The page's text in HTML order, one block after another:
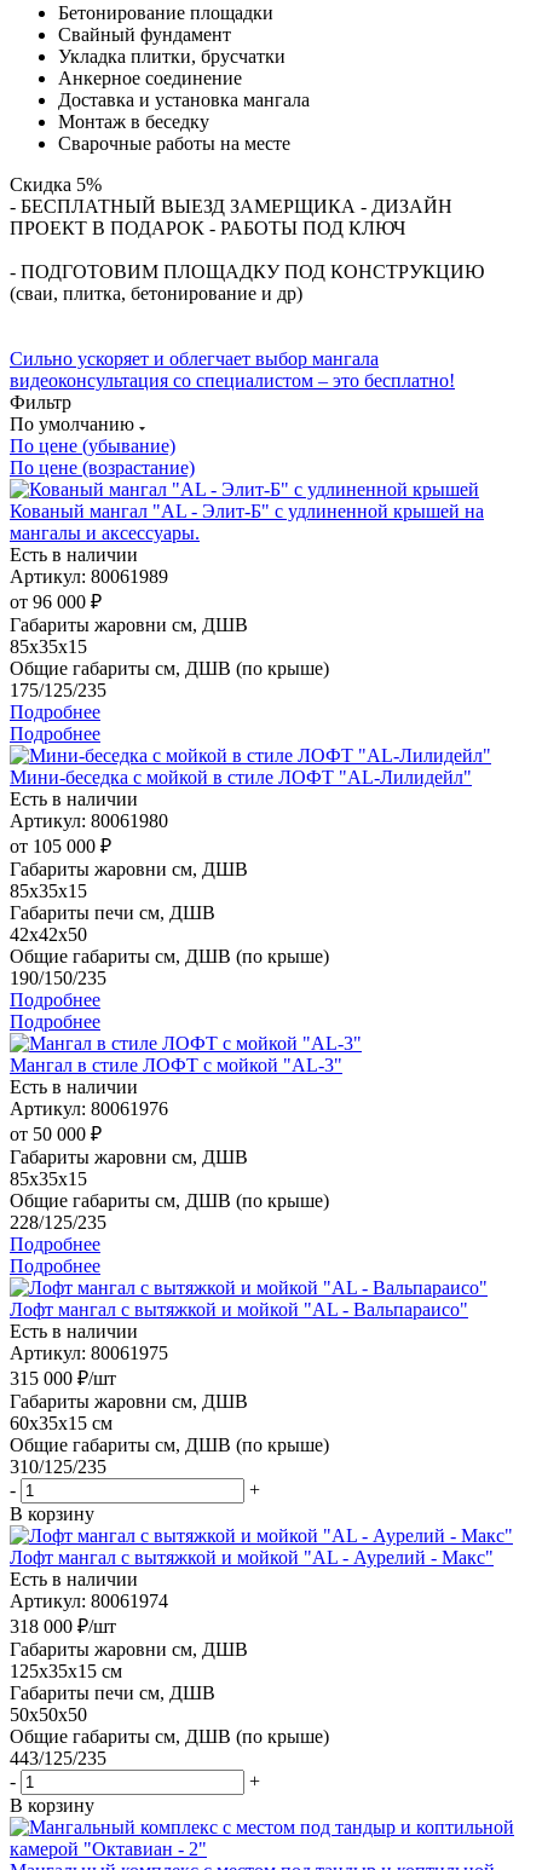
Бетонирование площадки
Свайный фундамент
Укладка плитки, брусчатки
Анкерное соединение
Доставка и установка мангала
Монтаж в беседку
Сварочные работы на месте
Скидка 5%
- БЕСПЛАТНЫЙ ВЫЕЗД ЗАМЕРЩИКА - ДИЗАЙН
ПРОЕКТ В ПОДАРОК - РАБОТЫ ПОД КЛЮЧ
- ПОДГОТОВИМ ПЛОЩАДКУ ПОД КОНСТРУКЦИЮ
(сваи, плитка, бетонирование и др)
Сильно ускоряет и облегчает выбор мангала
видеоконсультация со специалистом – это бесплатно!
Фильтр
По умолчанию
По цене (убывание)
По цене (возрастание)
Кованый мангал "AL - Элит-Б" с удлиненной крышей на
мангалы и аксессуары.
Есть в наличии
Артикул: 80061989
от 96 000 ₽
Габариты жаровни см, ДШВ
85x35x15
Общие габариты см, ДШВ (по крыше)
175/125/235
Подробнее
Подробнее
Мини-беседка с мойкой в стиле ЛОФТ "AL-Лилидейл"
Есть в наличии
Артикул: 80061980
от 105 000 ₽
Габариты жаровни см, ДШВ
85x35x15
Габариты печи см, ДШВ
42x42x50
Общие габариты см, ДШВ (по крыше)
190/150/235
Подробнее
Подробнее
Мангал в стиле ЛОФТ с мойкой "AL-3"
Есть в наличии
Артикул: 80061976
от 50 000 ₽
Габариты жаровни см, ДШВ
85x35x15
Общие габариты см, ДШВ (по крыше)
228/125/235
Подробнее
Подробнее
Лофт мангал с вытяжкой и мойкой "AL - Вальпараисо"
Есть в наличии
Артикул: 80061975
315 000 ₽/шт
Габариты жаровни см, ДШВ
60x35x15 см
Общие габариты см, ДШВ (по крыше)
310/125/235
-
+
В корзину
Лофт мангал с вытяжкой и мойкой "AL - Аурелий - Макс"
Есть в наличии
Артикул: 80061974
318 000 ₽/шт
Габариты жаровни см, ДШВ
125x35x15 см
Габариты печи см, ДШВ
50x50x50
Общие габариты см, ДШВ (по крыше)
443/125/235
-
+
В корзину